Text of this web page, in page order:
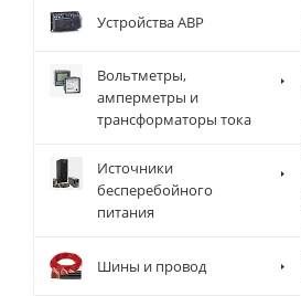
Устройства АВР
Вольтметры,
амперметры и
трансформаторы тока
Источники
бесперебойного
питания
Шины и провод